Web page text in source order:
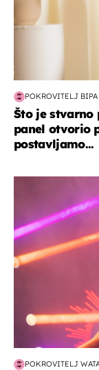
POKROVITELJ BIPA
Što je stvarno
panel otvorio
postavljamo...
POKROVITELJ